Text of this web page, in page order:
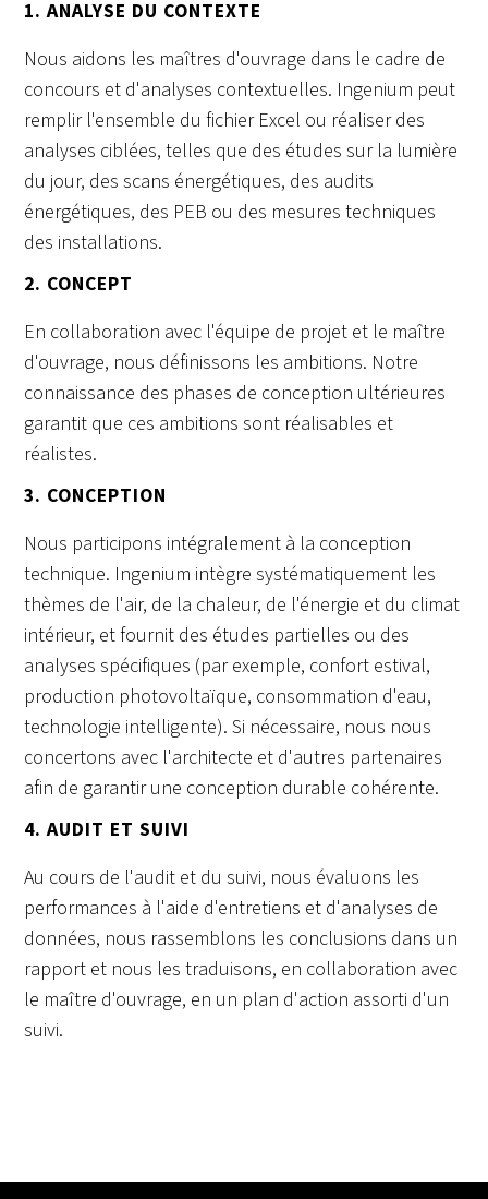
1. ANALYSE DU CONTEXTE
Nous aidons les maîtres d'ouvrage dans le cadre de
concours et d'analyses contextuelles. Ingenium peut
remplir l'ensemble du fichier Excel ou réaliser des
analyses ciblées, telles que des études sur la lumière
du jour, des scans énergétiques, des audits
énergétiques, des PEB ou des mesures techniques
des installations.
2. CONCEPT
En collaboration avec l'équipe de projet et le maître
d'ouvrage, nous définissons les ambitions. Notre
connaissance des phases de conception ultérieures
garantit que ces ambitions sont réalisables et
réalistes.
3. CONCEPTION
Nous participons intégralement à la conception
technique. Ingenium intègre systématiquement les
thèmes de l'air, de la chaleur, de l'énergie et du climat
intérieur, et fournit des études partielles ou des
analyses spécifiques (par exemple, confort estival,
production photovoltaïque, consommation d'eau,
technologie intelligente). Si nécessaire, nous nous
concertons avec l'architecte et d'autres partenaires
afin de garantir une conception durable cohérente.
4. AUDIT ET SUIVI
Au cours de l'audit et du suivi, nous évaluons les
performances à l'aide d'entretiens et d'analyses de
données, nous rassemblons les conclusions dans un
rapport et nous les traduisons, en collaboration avec
le maître d'ouvrage, en un plan d'action assorti d'un
suivi.